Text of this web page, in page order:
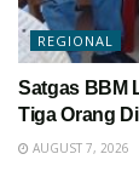
REGIONAL
Satgas BBM
Tiga Orang
AUGUST 7, 2026